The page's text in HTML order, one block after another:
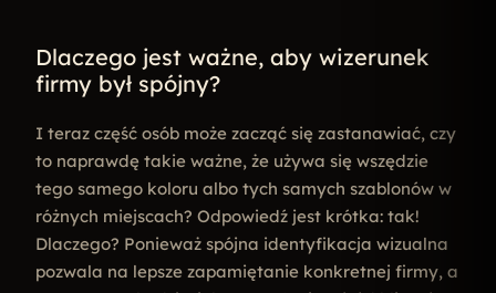
Dlaczego jest ważne, aby wizerunek
firmy był spójny?
I teraz część osób może zacząć się zastanawiać, czy
to naprawdę takie ważne, że używa się wszędzie
tego samego koloru albo tych samych szablonów w
różnych miejscach? Odpowiedź jest krótka: tak!
Dlaczego? Ponieważ spójna identyfikacja wizualna
pozwala na lepsze zapamiętanie konkretnej firmy, a